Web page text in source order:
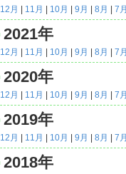
12月 11月 10月 9月 8月 7
2021年
12月 11月 10月 9月 8月 7
2020年
12月 11月 10月 9月 8月 7
2019年
12月 11月 10月 9月 8月 7
2018年